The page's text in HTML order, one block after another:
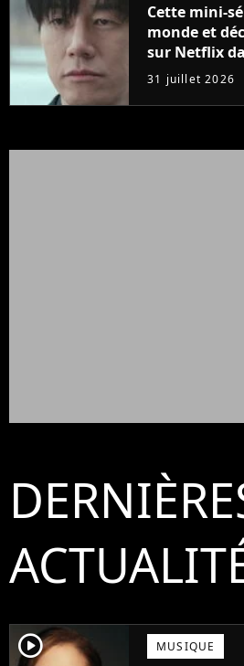
Cette mini-
monde et
sur Netflix
compte que
un
31 juillet 2026
player2 MUSIQUE